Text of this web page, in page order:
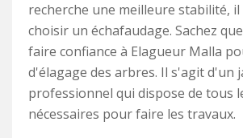
recherche une meilleure stabilité,
choisir un échafaudage. Sachez
faire confiance à Elagueur Malla
d'élagage des arbres. Il s'agit d'un
professionnel qui dispose de tous
nécessaires pour faire les travaux.